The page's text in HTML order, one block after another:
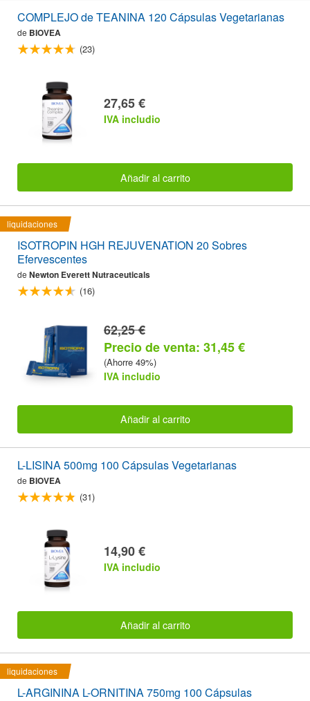
COMPLEJO de TEANINA 120 Cápsulas Vegetarianas
de BIOVEA
(23)
27,65 €
IVA includio
Añadir al carrito
liquidaciones
ISOTROPIN HGH REJUVENATION 20 Sobres
Efervescentes
de Newton Everett Nutraceuticals
(16)
62,25 €
Precio de venta: 31,45 €
(Ahorre 49%)
IVA includio
Añadir al carrito
L-LISINA 500mg 100 Cápsulas Vegetarianas
de BIOVEA
(31)
14,90 €
IVA includio
Añadir al carrito
liquidaciones
L-ARGININA L-ORNITINA 750mg 100 Cápsulas